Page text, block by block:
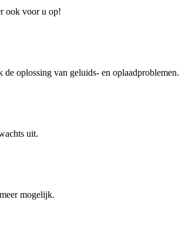
ook voor u op!
oplossing van geluids- en oplaadproblemen.
uit.
mogelijk.